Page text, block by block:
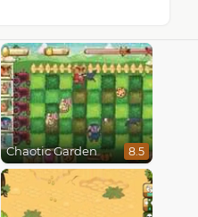
Chaotic Garden 8.5